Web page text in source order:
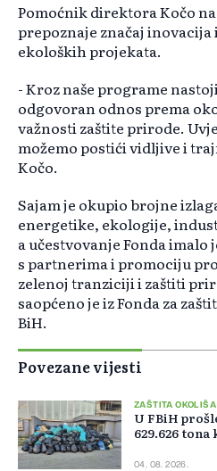
Pomoćnik direktora Kočo
prepoznaje značaj
ekoloških projekata.
- Kroz naše programe
odgovoran odnos prema
važnosti zaštite prirode.
možemo postići vidljive i
Kočo.
Sajam je okupio brojne
energetike, ekologije,
a učestvovanje Fonda imalo
s partnerima i promociju
zelenoj tranziciji i zaštiti
saopćeno je iz Fonda za
BiH.
Povezane vijesti
ZAŠTITA OKOLIŠA
U FBiH
629.626
04. 08. 2026.